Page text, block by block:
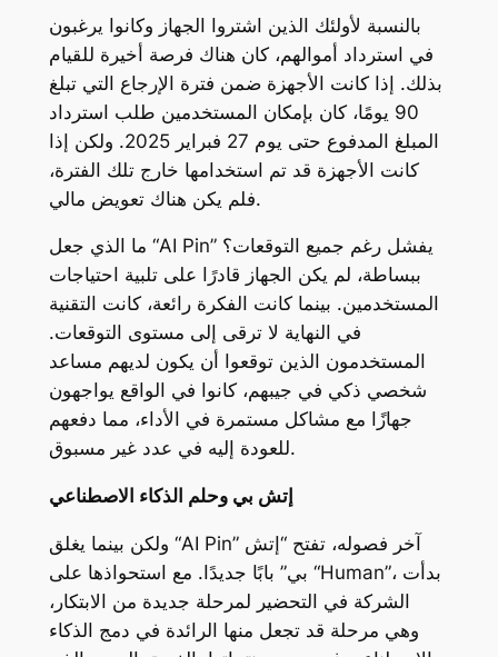
بالنسبة لأولئك الذين اشتروا الجهاز وكانوا يرغبون
في استرداد أموالهم، كان هناك فرصة أخيرة للقيام
بذلك. إذا كانت الأجهزة ضمن فترة الإرجاع التي تبلغ
90 يومًا، كان بإمكان المستخدمين طلب استرداد
المبلغ المدفوع حتى يوم 27 فبراير 2025. ولكن إذا
كانت الأجهزة قد تم استخدامها خارج تلك الفترة،
فلم يكن هناك تعويض مالي.
ما الذي جعل “AI Pin” يفشل رغم جميع التوقعات؟
ببساطة، لم يكن الجهاز قادرًا على تلبية احتياجات
المستخدمين. بينما كانت الفكرة رائعة، كانت التقنية
في النهاية لا ترقى إلى مستوى التوقعات.
المستخدمون الذين توقعوا أن يكون لديهم مساعد
شخصي ذكي في جيبهم، كانوا في الواقع يواجهون
جهازًا مع مشاكل مستمرة في الأداء، مما دفعهم
للعودة إليه في عدد غير مسبوق.
إتش بي وحلم الذكاء الاصطناعي
ولكن بينما يغلق “AI Pin” آخر فصوله، تفتح “إتش
بي” بابًا جديدًا. مع استحواذها على “Human”، بدأت
الشركة في التحضير لمرحلة جديدة من الابتكار،
وهي مرحلة قد تجعل منها الرائدة في دمج الذكاء